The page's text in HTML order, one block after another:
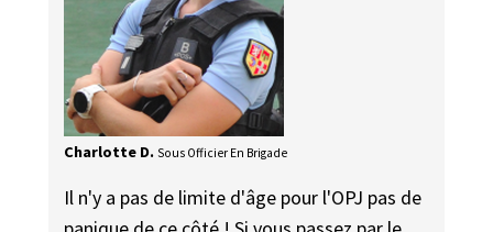
Charlotte D. Sous Officier En Brigade
Il n'y a pas de limite d'âge pour l'OPJ pas de